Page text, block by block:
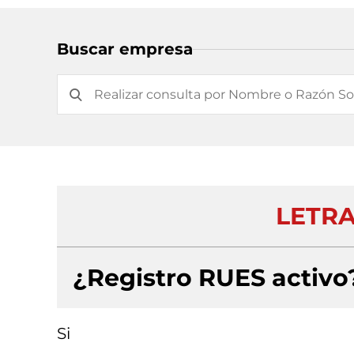
Buscar empresa
¿Registro RUES
Si